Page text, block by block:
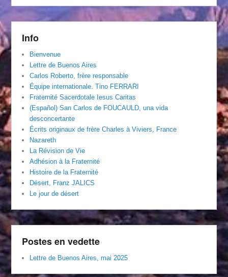
Info
Bienvenue
Lettre de Buenos Aires
Carlos Roberto, frère responsable
Équipe internationale. Tino FERRARI
Fraternité Sacerdotale Iesus Caritas
(Español) San Carlos de FOUCAULD, una vida
desconcertante
Écrits originaux de frère Charles à Viviers, France
Nazareth
La Révision de Vie
Adhésion à la Fraternité
Histoire de la Fraternité
Désert, Franz JALICS
Le jour de désert
Postes en vedette
Lettre de Buenos Aires, mai 2025